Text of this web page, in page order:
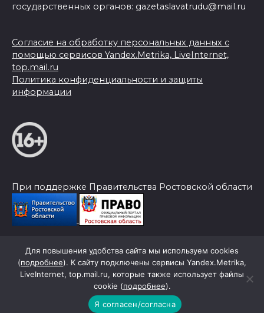
государственных органов: gazetaslavatrudu@mail.ru
Согласие на обработку персональных данных с
помощью сервисов Yandex.Metrika, LiveInternet,
top.mail.ru
Политика конфиденциальности и защиты
информации
При поддержке Правительства Ростовской области
© 2026 Слава Труду
Для повышения удобства сайта мы используем cookies
(подробнее). К сайту подключены сервисы Yandex.Metrika,
LiveInternet, top.mail.ru, которые также использует файлы
cookie (подробнее).
Я согласен/согласна